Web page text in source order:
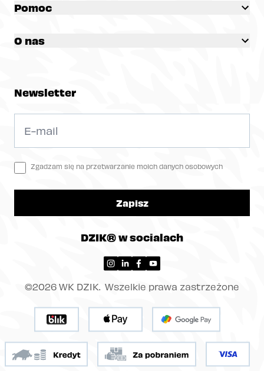
Pomoc
O nas
Newsletter
Zgadzam się na przetwarzanie moich danych osobowych
Zapisz
DZIK® w socialach
©2026 WK DZIK. Wszelkie prawa zastrzeżone